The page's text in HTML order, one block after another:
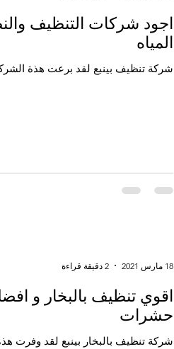
اجود شركات التنظيف
المياه
شركة تنظيف بينبع لقد برعت هذة
حشرات
شركة تنظيف بالبخار بينبع لقد وفرت
18 مارس 2021 2 دقيقة قراءة